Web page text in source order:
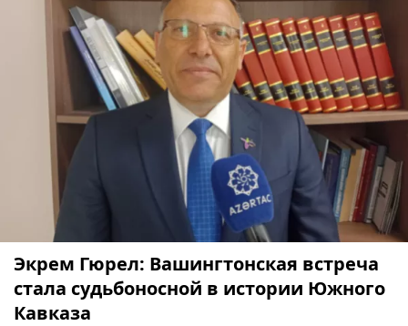
Экрем Гюрел: Вашингтонская встреча
стала судьбоносной в истории Южного
Кавказа